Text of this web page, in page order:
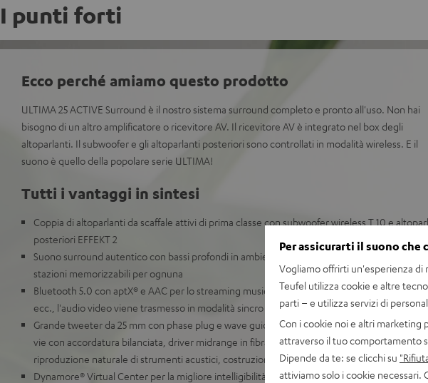
I punti forti
Ecco perché amiamo questo prodotto
ULTIMA 25 ACTIVE Surround è il nostro sistema surround completo e pronto all'uso. Non hai
bisogno di un altro amplificatore o ricevitore AV. Il ricevitore AV è integrato nel box degli
altoparlanti. Il subwoofer e gli altoparlanti posteriori sono controllati in modalità wireless. E il
suono è quello della popolare serie ULTIMA!
Tutti i vantaggi in sintesi
Coppia di altoparlanti da scaffale attivi di prima classe con subwoofer wireless T 10 e
posteriori EFFEKT 2
Suono surround autentico con bassi profondi in ambienti fino a 35 m², radio DAB+ e FM con 6
stazioni memorizzabili per ognuna
Bluetooth 5.0 con aptX® e AAC per lo streaming musicale da Spotify, Amazon Music,
ecc., l'audio video viene trasmesso in modalità sincro labiale
Grande tweeter da 25 mm con phase plug e wave guide e per un suono dettagliato,
vie con accordatura bilanciata, driver midrange in fibra di vetro con pahse plug per la
riproduzione naturale di strumenti acustici, costruzione bass reflex per bassi profondi e
Dynamore® Virtual Center per la migliore intelligibilità del parlato, regolazioni del suono,
Per assicurarti il suono che
Vogliamo offrirti un'esperienza di
Teufel utilizza cookie e altre
parti – e utilizza servizi di
Con i cookie noi e altri marketing
attraverso il tuo comportamento
Dipende da te: se clicchi su
attiviamo solo i cookie necessari.